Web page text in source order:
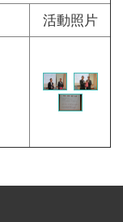
活動照片